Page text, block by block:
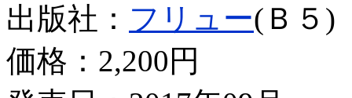
出版社： フリュー(Ｂ５)
価格： 2,200円